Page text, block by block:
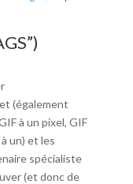
(également
à un pixel, GIF
un) et les
spécialiste
(et donc de